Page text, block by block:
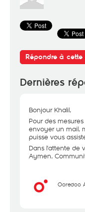
Répondre à
Dernières
Bonjour Khalil,
Pour des
envoyer un mail,
puisse vous
Dans l'attente de
Aymen,
Ooredoo